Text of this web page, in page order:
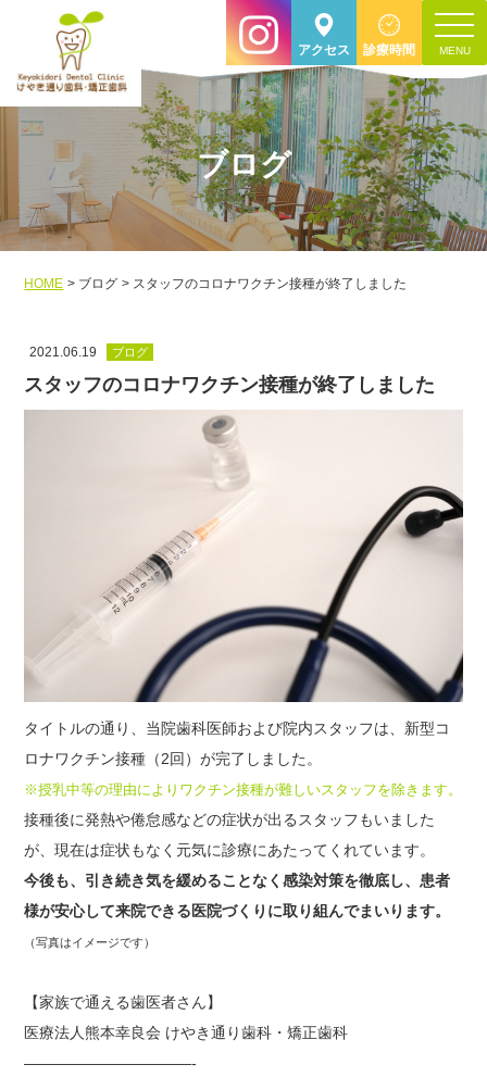
アクセス 診療時間
toggle
ブログ
HOME ブログ スタッフのコロナワクチン接種が終了しました
2021.06.19 ブログ
スタッフのコロナワクチン接種が終了しました
タイトルの通り、当院歯科医師および院内スタッフは、新型コ
ロナワクチン接種（2回）が完了しました。
※授乳中等の理由によりワクチン接種が難しいスタッフを除きます。
接種後に発熱や倦怠感などの症状が出るスタッフもいました
が、現在は症状もなく元気に診療にあたってくれています。
今後も、引き続き気を緩めることなく感染対策を徹底し、患者
様が安心して来院できる医院づくりに取り組んでまいります。
（写真はイメージです）
【家族で通える歯医者さん】
医療法人熊本幸良会 けやき通り歯科・矯正歯科
———————————-